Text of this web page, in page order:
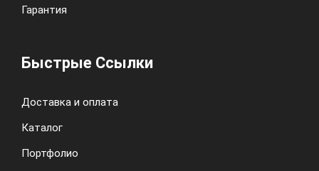
Гарантия
Быстрые Ссылки
Доставка и оплата
Каталог
Портфолио